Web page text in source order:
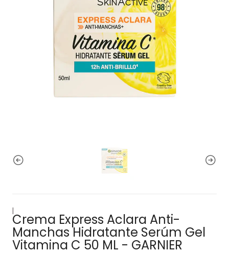
|
Crema Express Aclara Anti-
Manchas Hidratante Serúm Gel
Vitamina C 50 ML - GARNIER